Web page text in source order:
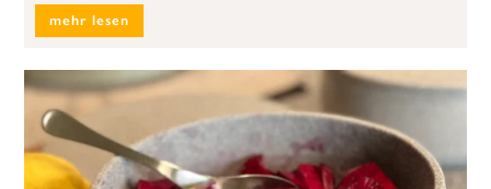
mehr lesen